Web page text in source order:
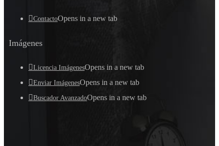
ContactoOpens in a new tab
Imágenes
Licencia ImágenesOpens in a new tab
Enviar ImágenesOpens in a new tab
Buscador AvanzadoOpens in a new tab